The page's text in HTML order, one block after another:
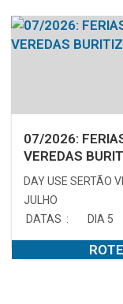
07/2026:
VEREDAS
DAY USE SERTÃO
JULHO
DATAS : DIA